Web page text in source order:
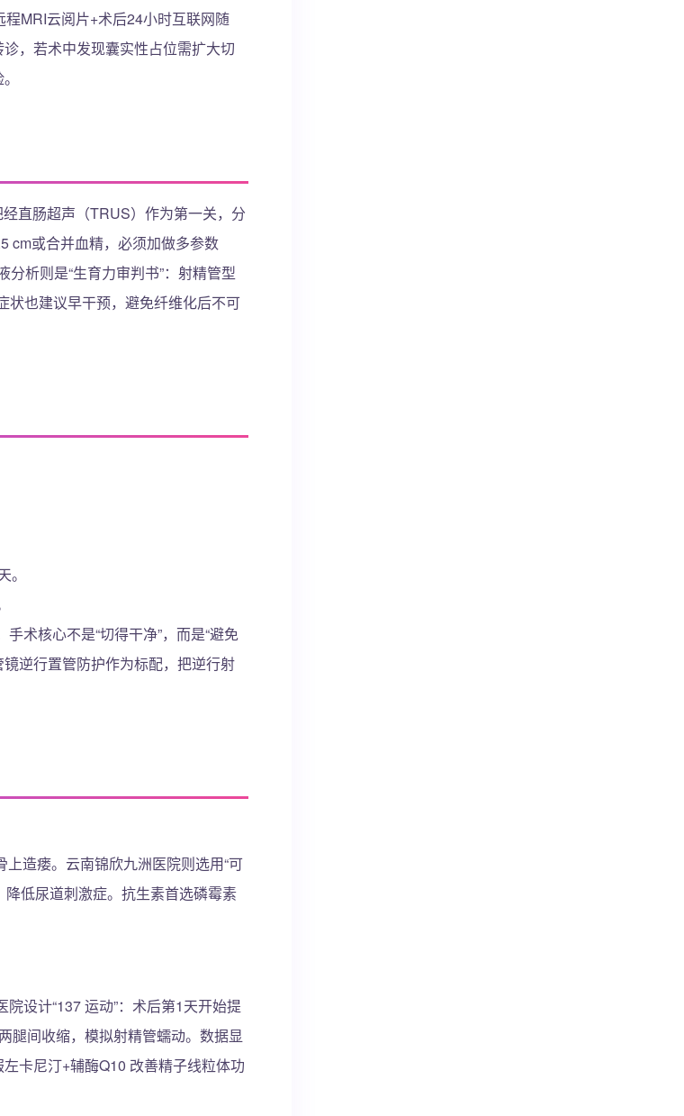
MRI云阅片+术后24小时互联网随
，若术中发现囊实性占位需扩大切
直肠超声（TRUS）作为第一关，分
cm或合并血精，必须加做多参数
析则是“生育力审判书”：射精管型
状也建议早干预，避免纤维化后不可
术核心不是“切得干净”，而是“避免
逆行置管防护作为标配，把逆行射
造瘘。云南锦欣九洲医院则选用“可
低尿道刺激症。抗生素首选磷霉素
设计“137 运动”：术后第1天开始提
腿间收缩，模拟射精管蠕动。数据显
卡尼汀+辅酶Q10 改善精子线粒体功